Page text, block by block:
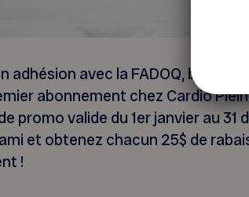
adhésion avec la FADOQ,
abonnement chez Cardio
promo valide du 1er janvier au 31
et obtenez chacun 25$ de
!